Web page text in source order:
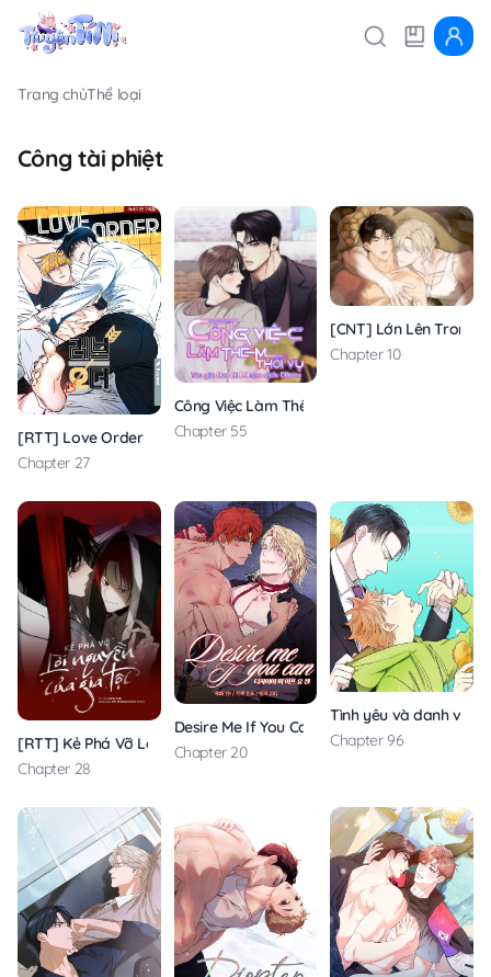
Trang chủThể loại
Công tài phiệt
[RTT] Love Order
Chapter 27
Công Việc Làm Thêm Thời Vụ
Chapter 55
[CNT] Lớn Lên Trong
Chapter 10
[RTT] Kẻ Phá Vỡ Lời Nguyền Của Gia Tộc
Chapter 28
Desire Me If You Can
Chapter 20
Tình yêu và danh vọng
Chapter 96